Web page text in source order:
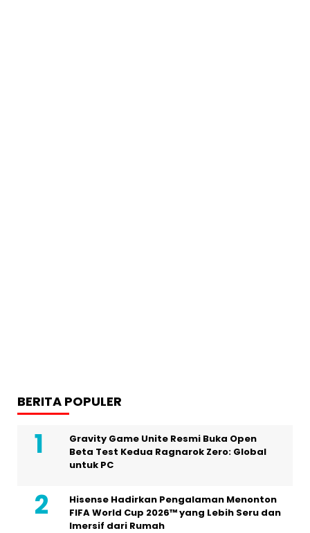
BERITA POPULER
Gravity Game Unite Resmi Buka Open
Beta Test Kedua Ragnarok Zero: Global
untuk PC
Hisense Hadirkan Pengalaman Menonton
FIFA World Cup 2026™ yang Lebih Seru dan
Imersif dari Rumah